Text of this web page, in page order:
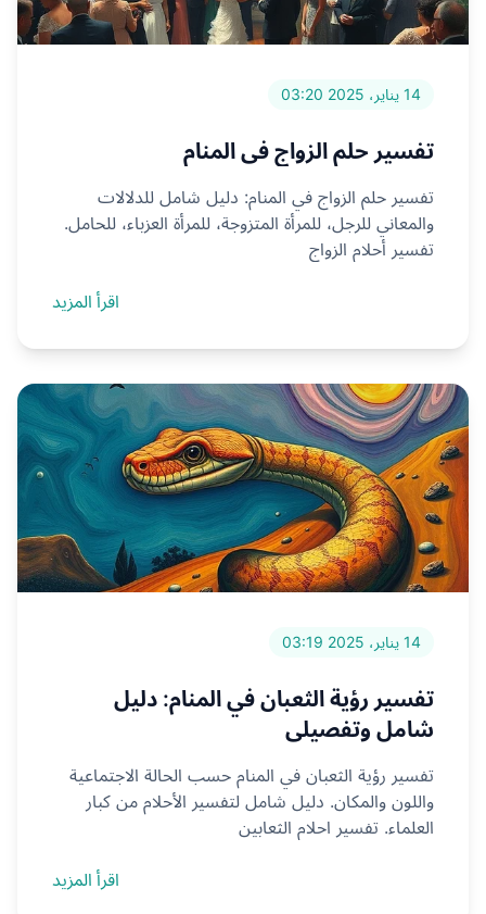
14 يناير، 2025 03:20
تفسير حلم الزواج في المنام
تفسير حلم الزواج في المنام: دليل شامل للدلالات
والمعاني للرجل، للمرأة المتزوجة، للمرأة العزباء، للحامل.
تفسير أحلام الزواج
اقرأ المزيد
14 يناير، 2025 03:19
تفسير رؤية الثعبان في المنام: دليل
شامل وتفصيلي
تفسير رؤية الثعبان في المنام حسب الحالة الاجتماعية
واللون والمكان. دليل شامل لتفسير الأحلام من كبار
العلماء. تفسير احلام الثعابين
اقرأ المزيد